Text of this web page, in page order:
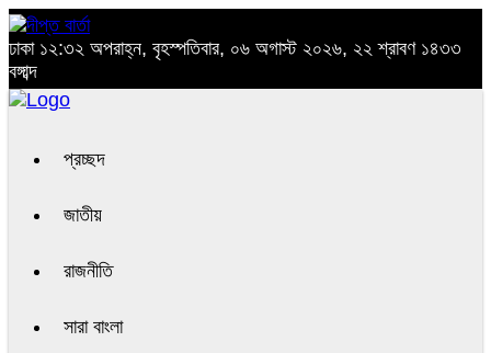
ঢাকা ১২:৩২ অপরাহ্ন, বৃহস্পতিবার, ০৬ অগাস্ট ২০২৬, ২২ শ্রাবণ ১৪৩৩
বঙ্গাব্দ
প্রচ্ছদ
জাতীয়
রাজনীতি
সারা বাংলা